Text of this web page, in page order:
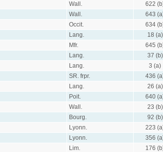
Wall. 622
Wall. 643
Occit. 634
Lang. 18 (a)
Mfr. 645
Lang. 37 (b)
Lang. 3 (a)
SR. frpr. 436
Lang. 26 (a)
Poit. 640
Wall. 23 (b)
Bourg. 92 (b)
Lyonn. 223
Lyonn. 356
Lim. 176